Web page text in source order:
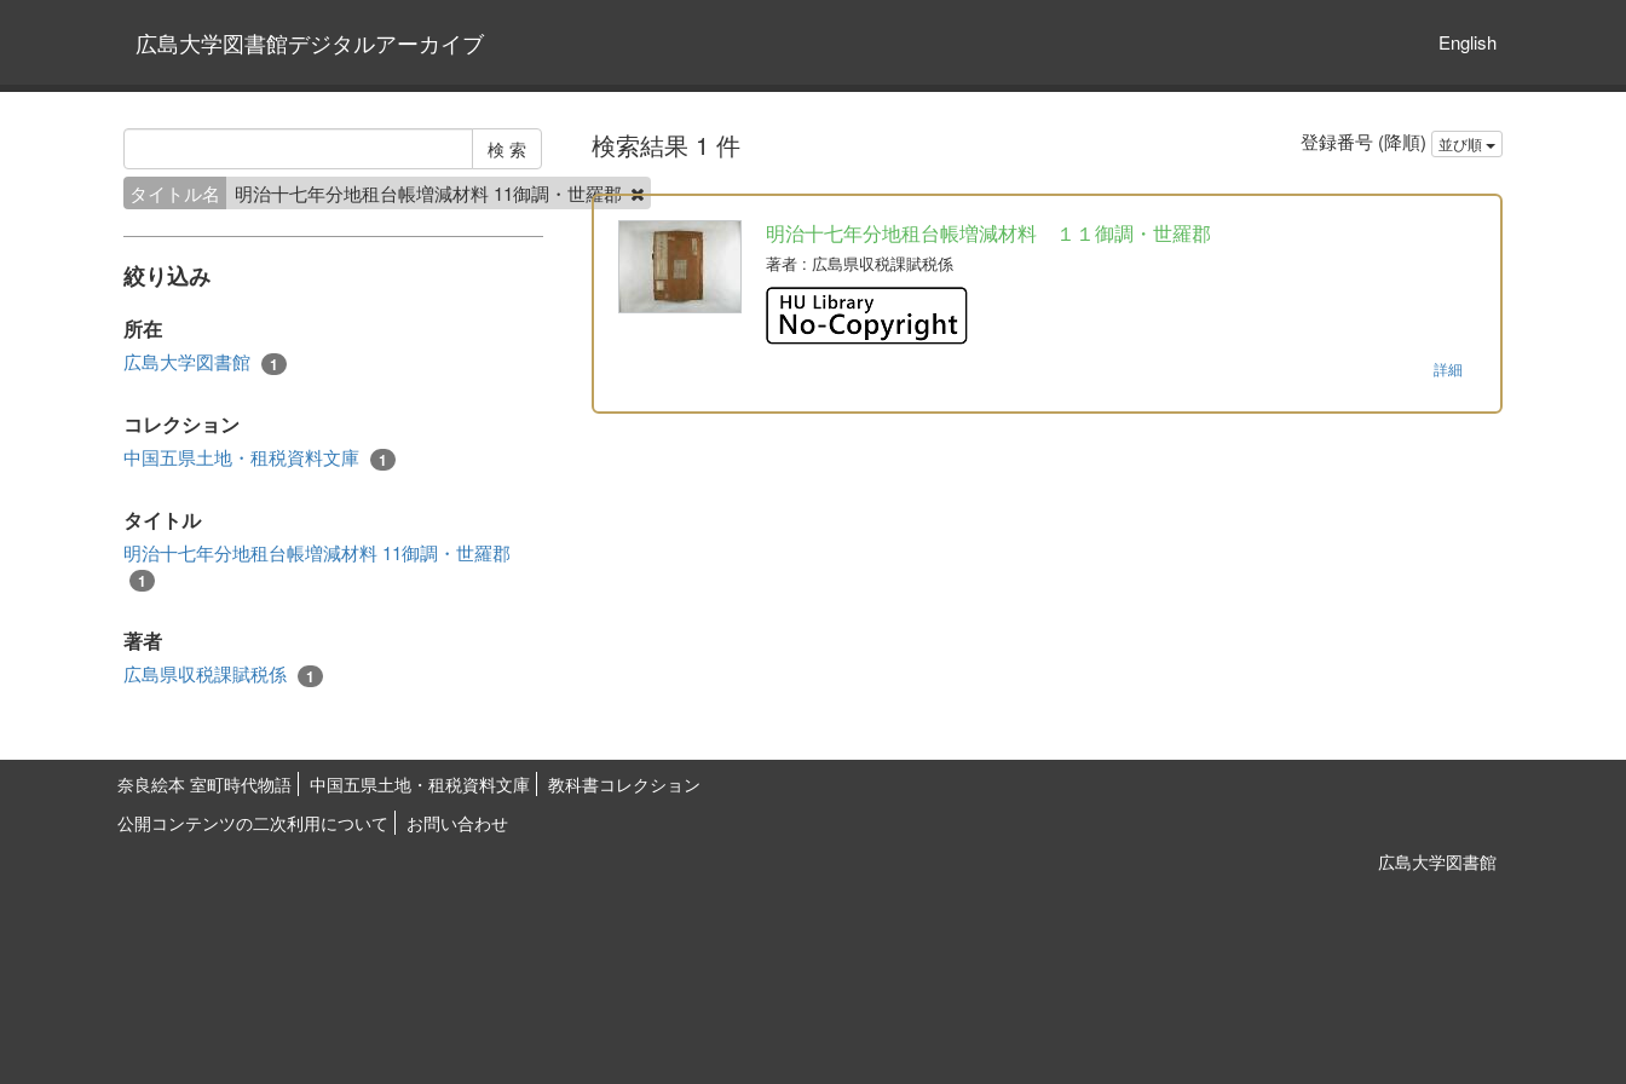
広島大学図書館デジタルアーカイブ English
タイトル名 明治十七年分地租台帳増減材料 11御調・世羅郡
絞り込み
所在
広島大学図書館 1
コレクション
中国五県土地・租税資料文庫 1
タイトル
明治十七年分地租台帳増減材料 11御調・世羅郡
1
著者
広島県収税課賦税係 1
検索結果 1 件 登録番号 (降順) 並び順
明治十七年分地租台帳増減材料 １１御調・世羅郡
著者: 広島県収税課賦税係
詳細
奈良絵本 室町時代物語 中国五県土地・租税資料文庫
教科書コレクション
公開コンテンツの二次利用について
お問い合わせ
広島大学図書館